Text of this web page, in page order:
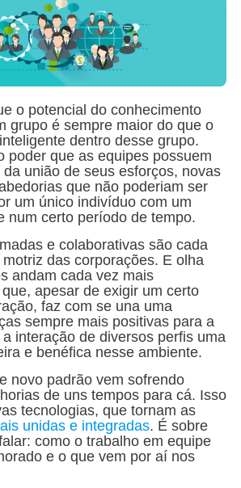
o potencial do conhecimento
grupo é sempre maior do que o
dentro desse grupo.
poder que as equipes possuem
união de seus esforços, novas
que não poderiam ser
um único indivíduo com um
num certo período de tempo.
e colaborativas são cada
das corporações. E olha
andam cada vez mais
apesar de exigir um certo
faz com se una uma
sempre mais positivas para a
interação de diversos perfis uma
e benéfica nesse ambiente.
novo padrão vem sofrendo
de uns tempos para cá. Isso
tecnologias, que tornam as
unidas e integradas. É sobre
como o trabalho em equipe
e o que vem por aí nos